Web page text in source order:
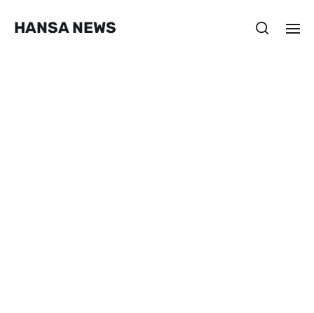
HANSA NEWS